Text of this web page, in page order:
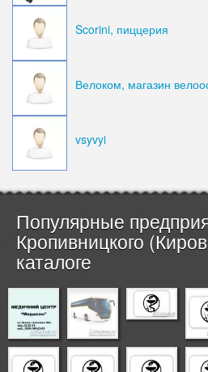
Scorini, пиццерия
Велоком, магазин
vsyvyi
Популярные
Кропивницкого
каталоге